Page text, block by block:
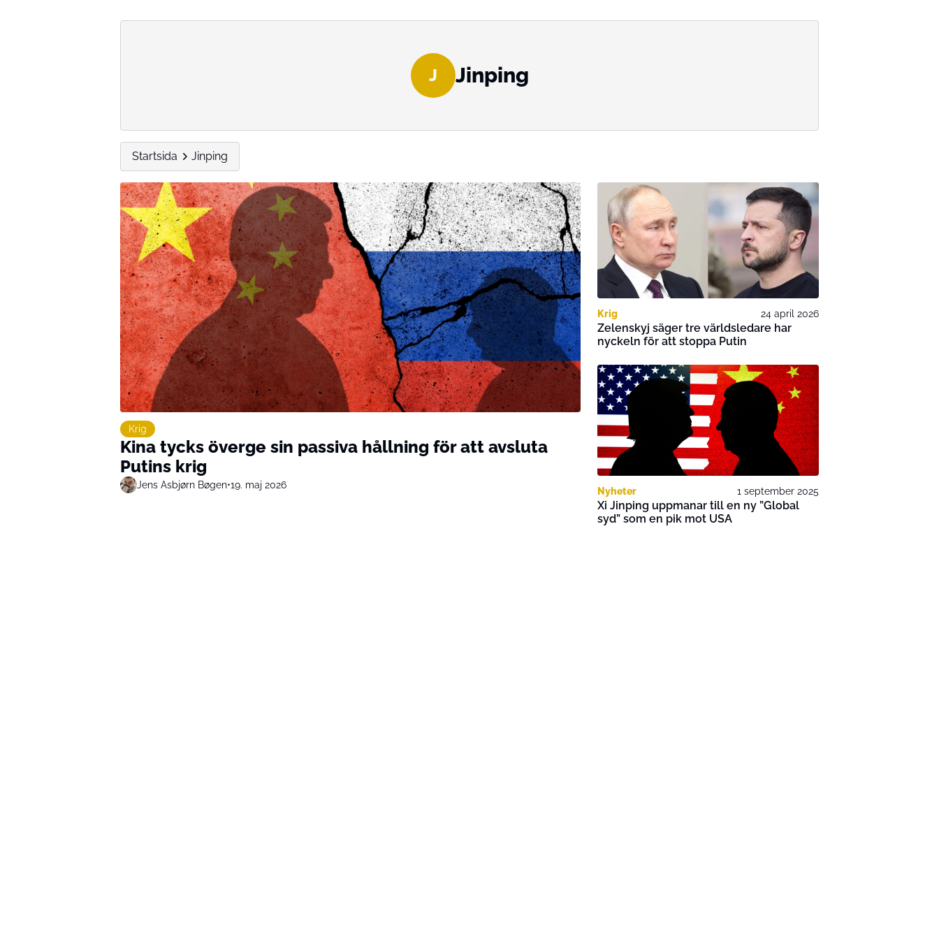
J Jinping
Startsida Jinping
Krig
Kina tycks överge sin passiva hållning för att avsluta
Putins krig
Jens Asbjørn Bøgen•19. maj 2026
Krig 24 april 2026
Zelenskyj säger tre världsledare har
nyckeln för att stoppa Putin
Nyheter 1 september 2025
Xi Jinping uppmanar till en ny ”Global
syd” som en pik mot USA